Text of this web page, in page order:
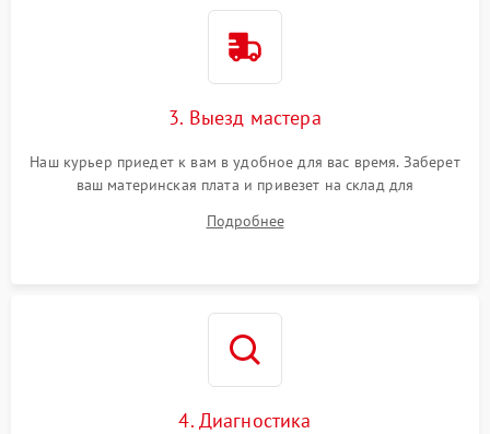
3. Выезд мастера
Наш курьер приедет к вам в удобное для вас время. Заберет
ваш материнская плата и привезет на склад для
Подробнее
4. Диагностика